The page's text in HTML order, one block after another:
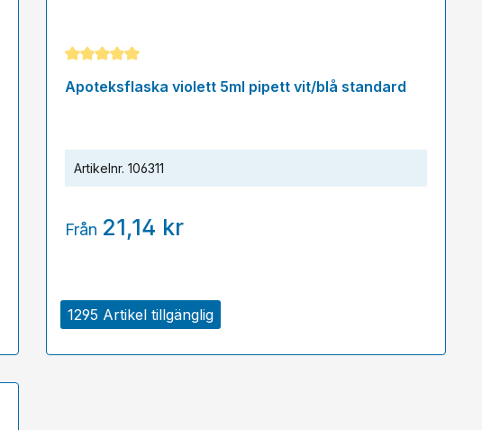
1295 Artikel tillgänglig
Genomsnittligt betyg på 5 av 5 stjärnor
Apoteksflaska violett 5ml pipett vit/blå standard
Artikelnr. 106311
Från 21,14 kr